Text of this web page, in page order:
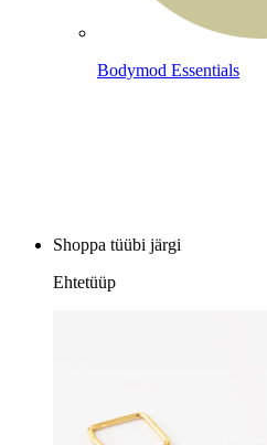
Bodymod Essentials
Shoppa tüübi järgi
Ehtetüüp